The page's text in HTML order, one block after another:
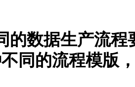
的数据生产流
同的流程模版